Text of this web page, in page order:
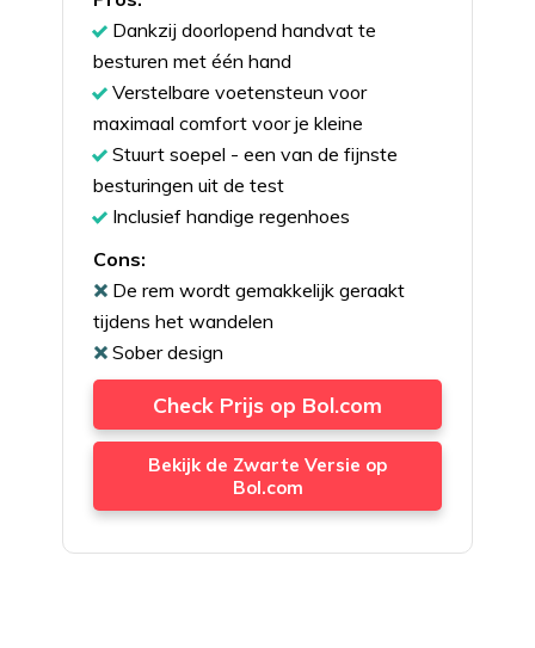
Dankzij doorlopend handvat te
besturen met één hand
Verstelbare voetensteun voor
maximaal comfort voor je kleine
Stuurt soepel - een van de fijnste
besturingen uit de test
Inclusief handige regenhoes
Cons:
De rem wordt gemakkelijk geraakt
tijdens het wandelen
Sober design
Check Prijs op Bol.com
Bekijk de Zwarte Versie op
Bol.com